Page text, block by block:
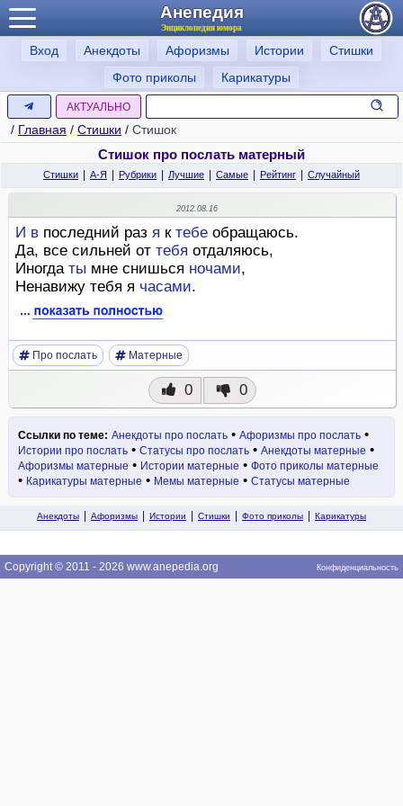
Анепедия
Энциклопедия юмора
Вход Анекдоты Афоризмы Истории
Стишки
Фото приколы
Карикатуры
АКТУАЛЬНО
/ Главная / Стишки / Стишок
Стишок про послать матерный
Стишки А-Я Рубрики Лучшие Самые Рейтинг Случайный
2012.08.16
И в последний раз я к тебе обращаюсь.
Да, все сильней от тебя отдаляюсь,
Иногда ты мне снишься ночами,
Ненавижу тебя я часами.
Про послать Матерные
0 0
Ссылки по теме: Анекдоты про послать • Афоризмы про послать •
Истории про послать • Статусы про послать • Анекдоты матерные •
Афоризмы матерные • Истории матерные • Фото приколы матерные
• Карикатуры матерные • Мемы матерные • Статусы матерные
Анекдоты Афоризмы Истории Стишки Фото приколы Карикатуры
Copyright © 2011 - 2026 www.anepedia.org Конфиденциальность